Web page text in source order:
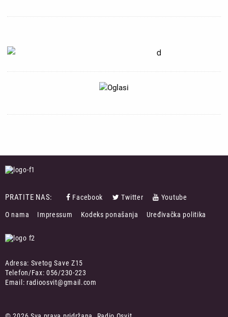
Slika
PRATITE NAS: Facebook Twitter Youtube
FOOTER
MENU
O nama Impressum Kodeks ponašanja Uređivačka politika
Adresa: Svetog Save Z15
Telefon/Fax: 056/230-223
Email: radioosvit@gmail.com